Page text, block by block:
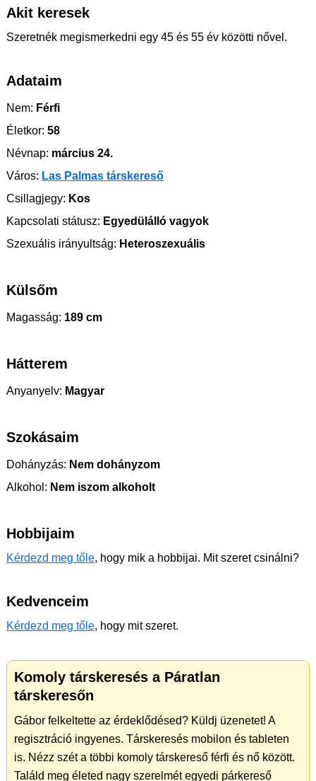
Akit keresek
Szeretnék megismerkedni egy 45 és 55 év közötti nővel.
Adataim
Nem: Férfi
Életkor: 58
Névnap: március 24.
Város: Las Palmas társkereső
Csillagjegy: Kos
Kapcsolati státusz: Egyedülálló vagyok
Szexuális irányultság: Heteroszexuális
Külsőm
Magasság: 189 cm
Hátterem
Anyanyelv: Magyar
Szokásaim
Dohányzás: Nem dohányzom
Alkohol: Nem iszom alkoholt
Hobbijaim
Kérdezd meg tőle, hogy mik a hobbijai. Mit szeret csinálni?
Kedvenceim
Kérdezd meg tőle, hogy mit szeret.
Komoly társkeresés a Páratlan
társkeresőn
Gábor felkeltette az érdeklődésed? Küldj üzenetet! A
regisztráció ingyenes. Társkeresés mobilon és tableten
is. Nézz szét a többi komoly társkereső férfi és nő között.
Találd meg életed nagy szerelmét egyedi párkereső